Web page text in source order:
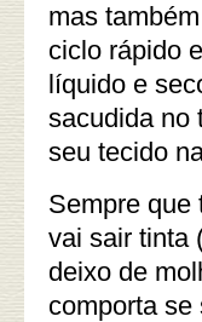
mas
ciclo rápido
líquido e
sacudida no
seu tecido
Sempre que
vai sair tinta
deixo de
comporta